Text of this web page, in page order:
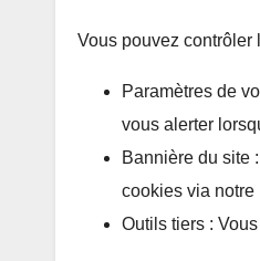
Vous pouvez contrôler
Paramètres de
vous alerter
Bannière du site
cookies via notre
Outils tiers :